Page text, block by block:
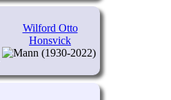
Wilford Otto
Honsvick
(1930-2022)